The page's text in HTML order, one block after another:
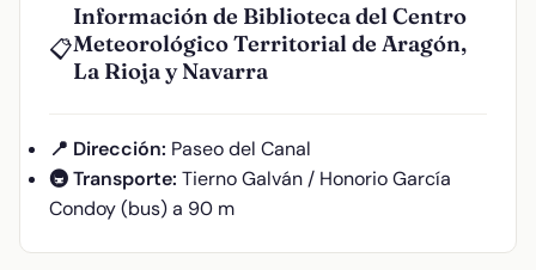
📋
Información de Biblioteca del Centro
Meteorológico Territorial de Aragón,
La Rioja y Navarra
📍 Dirección: Paseo del Canal
🚇 Transporte: Tierno Galván / Honorio García
Condoy (bus) a 90 m